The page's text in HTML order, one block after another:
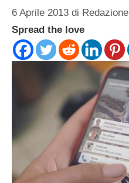
6 Aprile 2013 di Redazione
Spread the love